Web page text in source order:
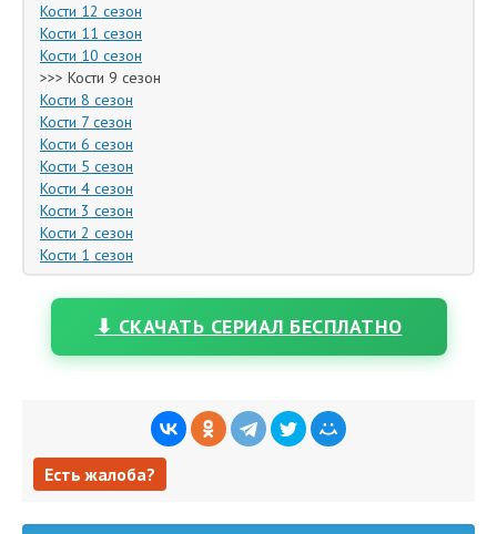
Кости 12 сезон
Кости 11 сезон
Кости 10 сезон
>>> Кости 9 сезон
Кости 8 сезон
Кости 7 сезон
Кости 6 сезон
Кости 5 сезон
Кости 4 сезон
Кости 3 сезон
Кости 2 сезон
Кости 1 сезон
⬇ СКАЧАТЬ СЕРИАЛ БЕСПЛАТНО
Есть жалоба?